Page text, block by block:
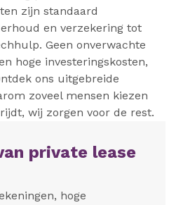
zijn standaard
en verzekering tot
Geen onverwachte
hoge investeringskosten,
ons uitgebreide
zoveel mensen kiezen
wij zorgen voor de rest.
private lease
hoge